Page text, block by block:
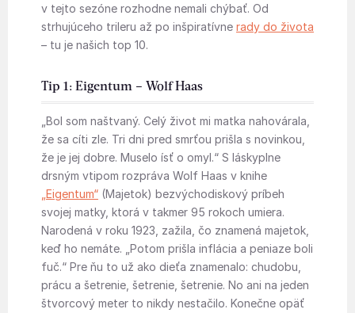
v tejto sezóne rozhodne nemali chýbať. Od
strhujúceho trileru až po inšpiratívne rady do života
– tu je našich top 10.
Tip 1: Eigentum – Wolf Haas
„Bol som naštvaný. Celý život mi matka nahovárala,
že sa cíti zle. Tri dni pred smrťou prišla s novinkou,
že je jej dobre. Muselo ísť o omyl.“ S láskyplne
drsným vtipom rozpráva Wolf Haas v knihe
„Eigentum“ (Majetok) bezvýchodiskový príbeh
svojej matky, ktorá v takmer 95 rokoch umiera.
Narodená v roku 1923, zažila, čo znamená majetok,
keď ho nemáte. „Potom prišla inflácia a peniaze boli
fuč.“ Pre ňu to už ako dieťa znamenalo: chudobu,
prácu a šetrenie, šetrenie, šetrenie. No ani na jeden
štvorcový meter to nikdy nestačilo. Konečne opäť